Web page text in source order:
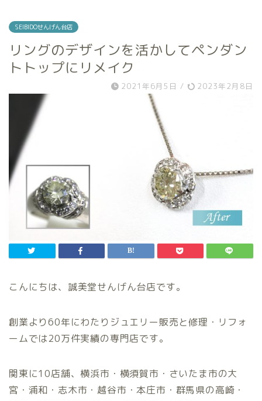
SEIBIDOせんげん台店
リングのデザインを活かしてペンダン
トトップにリメイク
2021年6月5日 / 2023年2月8日
こんにちは、誠美堂せんげん台店です。
創業より60年にわたりジュエリー販売と修理・リフォ
ームでは20万件実績の専門店です。
関東に10店舗、横浜市・横須賀市・さいたま市の大
宮・浦和・志木市・越谷市・本庄市・群馬県の高崎・